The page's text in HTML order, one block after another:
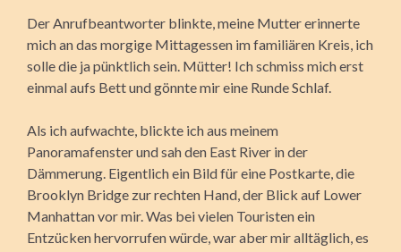
Der Anrufbeantworter blinkte, meine Mutter erinnerte
mich an das morgige Mittagessen im familiären Kreis, ich
solle die ja pünktlich sein. Mütter! Ich schmiss mich erst
einmal aufs Bett und gönnte mir eine Runde Schlaf.
Als ich aufwachte, blickte ich aus meinem
Panoramafenster und sah den East River in der
Dämmerung. Eigentlich ein Bild für eine Postkarte, die
Brooklyn Bridge zur rechten Hand, der Blick auf Lower
Manhattan vor mir. Was bei vielen Touristen ein
Entzücken hervorrufen würde, war aber mir alltäglich, es